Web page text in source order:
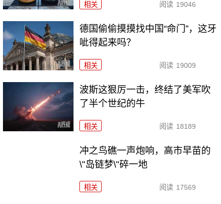
相关 阅读 19046
德国偷偷摸摸找中国“命门”，这牙
呲得起来吗？
相关 阅读 19009
波斯这狠厉一击，终结了美军吹
了半个世纪的牛
相关 阅读 18189
冲之鸟礁一声炮响，高市早苗的
\"岛链梦\"碎一地
相关 阅读 17569